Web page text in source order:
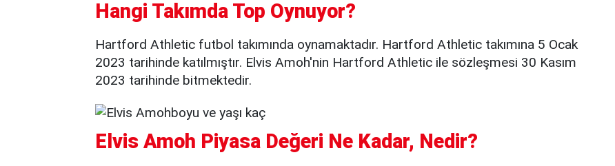
Hangi Takımda Top Oynuyor?
Hartford Athletic futbol takımında oynamaktadır. Hartford Athletic takımına 5 Ocak
2023 tarihinde katılmıştır. Elvis Amoh'nin Hartford Athletic ile sözleşmesi 30 Kasım
2023 tarihinde bitmektedir.
Elvis Amoh Piyasa Değeri Ne Kadar, Nedir?